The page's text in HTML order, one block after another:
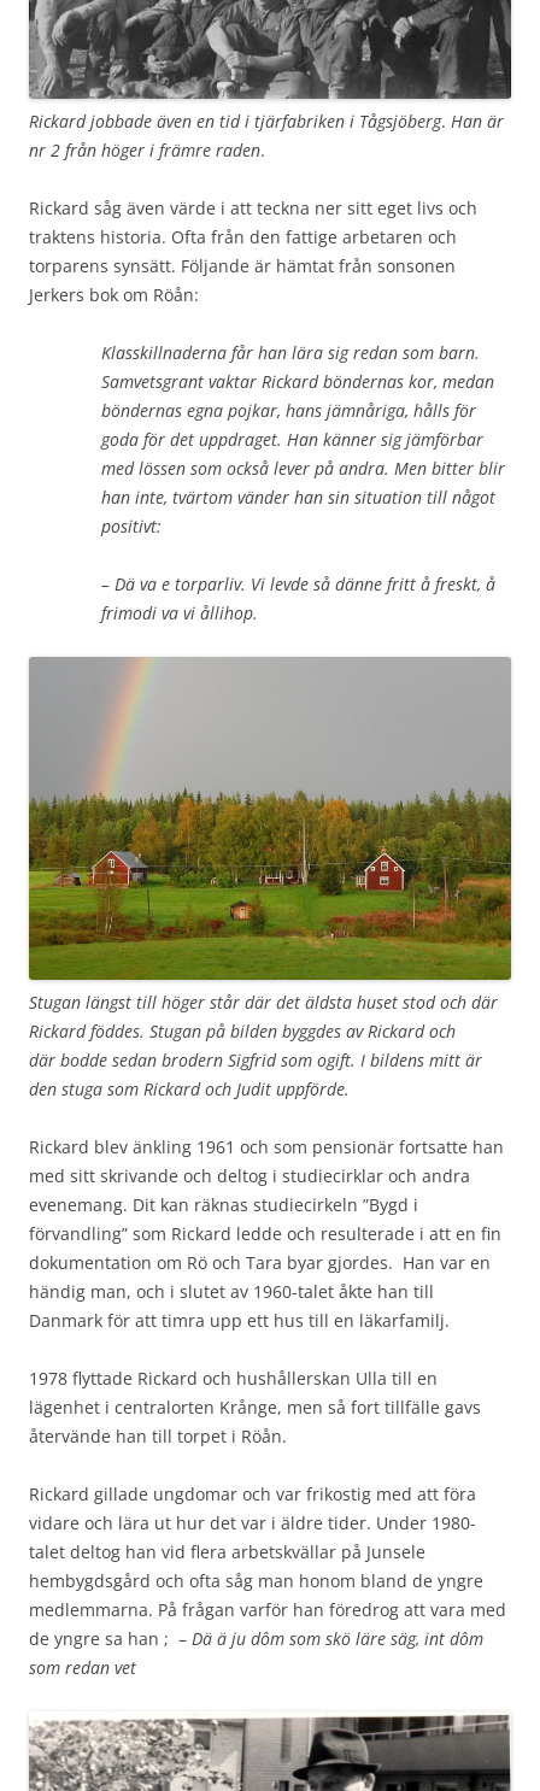
Rickard jobbade även en tid i tjärfabriken i Tågsjöberg. Han är
nr 2 från höger i främre raden.
Rickard såg även värde i att teckna ner sitt eget livs och
traktens historia. Ofta från den fattige arbetaren och
torparens synsätt. Följande är hämtat från sonsonen
Jerkers bok om Röån:
Klasskillnaderna får han lära sig redan som barn.
Samvetsgrant vaktar Rickard böndernas kor, medan
böndernas egna pojkar, hans jämnåriga, hålls för
goda för det uppdraget. Han känner sig jämförbar
med lössen som också lever på andra. Men bitter blir
han inte, tvärtom vänder han sin situation till något
positivt:
– Dä va e torparliv. Vi levde så dänne fritt å freskt, å
frimodi va vi ållihop.
Stugan längst till höger står där det äldsta huset stod och där
Rickard föddes. Stugan på bilden byggdes av Rickard och
där bodde sedan brodern Sigfrid som ogift. I bildens mitt är
den stuga som Rickard och Judit uppförde.
Rickard blev änkling 1961 och som pensionär fortsatte han
med sitt skrivande och deltog i studiecirklar och andra
evenemang. Dit kan räknas studiecirkeln ”Bygd i
förvandling” som Rickard ledde och resulterade i att en fin
dokumentation om Rö och Tara byar gjordes. Han var en
händig man, och i slutet av 1960-talet åkte han till
Danmark för att timra upp ett hus till en läkarfamilj.
1978 flyttade Rickard och hushållerskan Ulla till en
lägenhet i centralorten Krånge, men så fort tillfälle gavs
återvände han till torpet i Röån.
Rickard gillade ungdomar och var frikostig med att föra
vidare och lära ut hur det var i äldre tider. Under 1980-
talet deltog han vid flera arbetskvällar på Junsele
hembygdsgård och ofta såg man honom bland de yngre
medlemmarna. På frågan varför han föredrog att vara med
de yngre sa han ; – Dä ä ju dôm som skö läre säg, int dôm
som redan vet